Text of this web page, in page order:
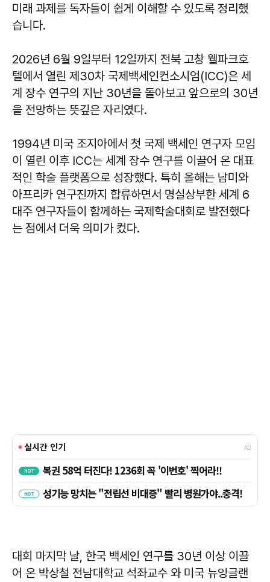
미래 과제를 독자들이 쉽게 이해할 수 있도록 정리했
습니다.
2026년 6월 9일부터 12일까지 전북 고창 웰파크호
텔에서 열린 제30차 국제백세인컨소시엄(ICC)은 세
계 장수 연구의 지난 30년을 돌아보고 앞으로의 30년
을 전망하는 뜻깊은 자리였다.
1994년 미국 조지아에서 첫 국제 백세인 연구자 모임
이 열린 이후 ICC는 세계 장수 연구를 이끌어 온 대표
적인 학술 플랫폼으로 성장했다. 특히 올해는 남미와
아프리카 연구진까지 합류하면서 명실상부한 세계 6
대주 연구자들이 함께하는 국제학술대회로 발전했다
는 점에서 더욱 의미가 컸다.
대회 마지막 날, 한국 백세인 연구를 30년 이상 이끌
어 온 박상철 전남대학교 석좌교수 와 미국 뉴잉글랜